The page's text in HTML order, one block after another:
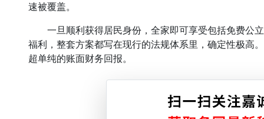
速被覆盖。
一旦顺利获得居民身份，全家即可享受包括免费公
福利，整套方案都写在现行的法规体系里，确定性极高
超单纯的账面财务回报。